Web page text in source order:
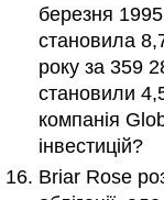
березня
становила
року за 359
становили
компанія
інвестицій?
Briar Rose